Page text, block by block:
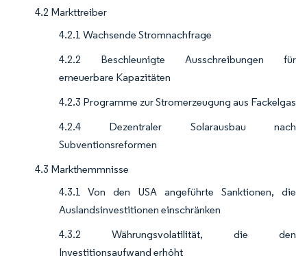
4.2 Markttreiber
4.2.1 Wachsende Stromnachfrage
4.2.2 Beschleunigte Ausschreibungen für
erneuerbare Kapazitäten
4.2.3 Programme zur Stromerzeugung aus Fackelgas
4.2.4 Dezentraler Solarausbau nach
Subventionsreformen
4.3 Markthemmnisse
4.3.1 Von den USA angeführte Sanktionen, die
Auslandsinvestitionen einschränken
4.3.2 Währungsvolatilität, die den
Investitionsaufwand erhöht